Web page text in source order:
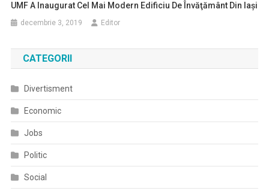
UMF A Inaugurat Cel Mai Modern Edificiu De Învăţământ Din Iaşi
decembrie 3, 2019 Editor
CATEGORII
Divertisment
Economic
Jobs
Politic
Social